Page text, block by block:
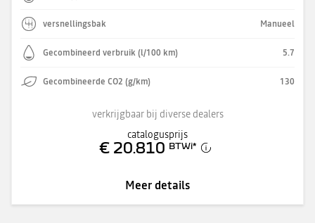
versnellingsbak Manueel
Gecombineerd verbruik (l/100 km) 5.7
Gecombineerde CO2 (g/km) 130
verkrijgbaar bij diverse dealers
catalogusprijs
€ 20.810 BTWi*
Meer details